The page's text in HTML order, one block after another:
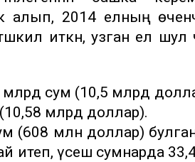
алып, 2014 елның
иткән, узган ел
сум (10,5 млрд
млрд доллар).
(608 млн доллар)
үсеш сумнарда 33,4